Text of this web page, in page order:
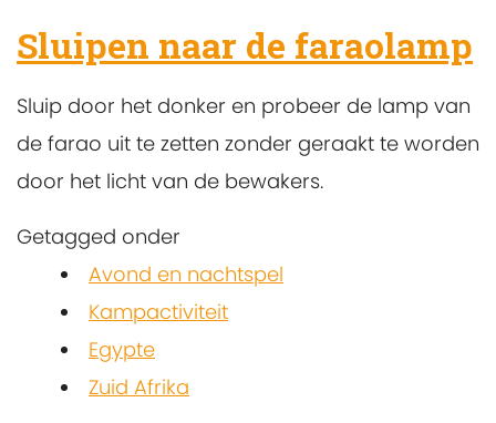
Sluipen naar de faraolamp
Sluip door het donker en probeer de lamp van
de farao uit te zetten zonder geraakt te worden
door het licht van de bewakers.
Getagged onder
Avond en nachtspel
Kampactiviteit
Egypte
Zuid Afrika